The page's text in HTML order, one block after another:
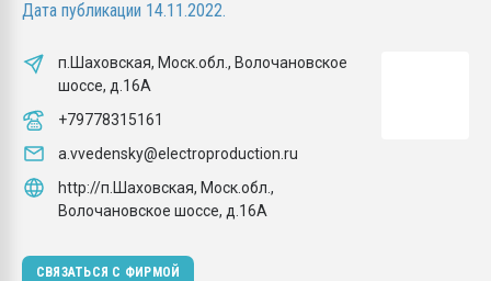
Дата публикации 14.11.2022.
п.Шаховская, Моск.обл., Волочановское
шоссе, д.16А
+79778315161
a.vvedensky@electroproduction.ru
http://п.Шаховская, Моск.обл.,
Волочановское шоссе, д.16А
СВЯЗАТЬСЯ С ФИРМОЙ